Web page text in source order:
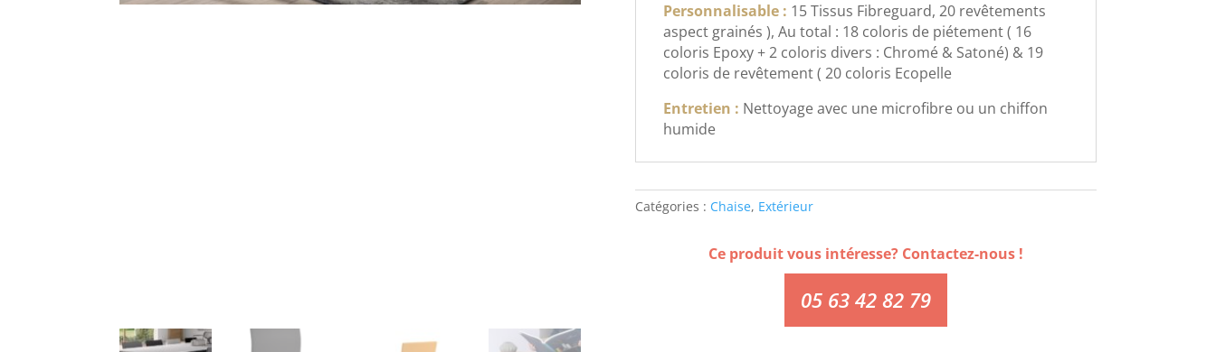
Personnalisable : 15 Tissus Fibreguard, 20 revêtements
aspect grainés ), Au total : 18 coloris de piétement ( 16
coloris Epoxy + 2 coloris divers : Chromé & Satoné) & 19
coloris de revêtement ( 20 coloris Ecopelle
Entretien : Nettoyage avec une microfibre ou un chiffon
humide
Catégories : Chaise, Extérieur
Ce produit vous intéresse? Contactez-nous !
05 63 42 82 79